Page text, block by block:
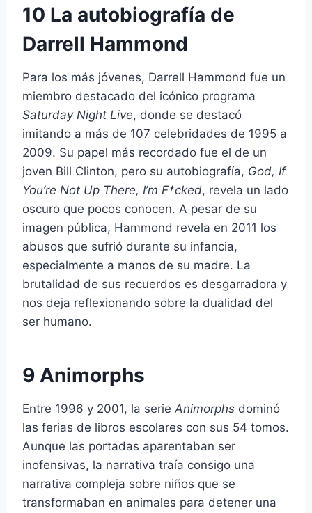
10 La autobiografía de
Darrell Hammond
Para los más jóvenes, Darrell Hammond fue un
miembro destacado del icónico programa
Saturday Night Live, donde se destacó
imitando a más de 107 celebridades de 1995 a
2009. Su papel más recordado fue el de un
joven Bill Clinton, pero su autobiografía, God, If
You’re Not Up There, I’m F*cked, revela un lado
oscuro que pocos conocen. A pesar de su
imagen pública, Hammond revela en 2011 los
abusos que sufrió durante su infancia,
especialmente a manos de su madre. La
brutalidad de sus recuerdos es desgarradora y
nos deja reflexionando sobre la dualidad del
ser humano.
9 Animorphs
Entre 1996 y 2001, la serie Animorphs dominó
las ferias de libros escolares con sus 54 tomos.
Aunque las portadas aparentaban ser
inofensivas, la narrativa traía consigo una
narrativa compleja sobre niños que se
transformaban en animales para detener una